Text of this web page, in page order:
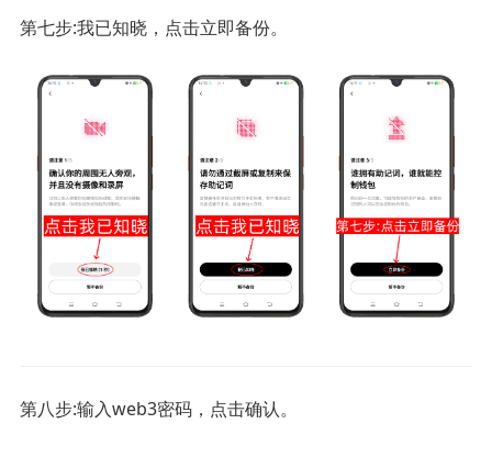
第七步:我已知晓，点击立即备份。
第八步:输入web3密码，点击确认。